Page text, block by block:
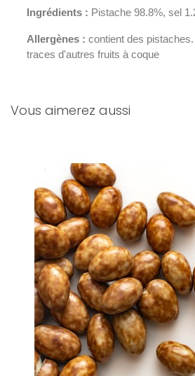
Ingrédients : Pistache 98.8%, sel
Allergènes : contient des
traces d'autres fruits à coque
Vous aimerez aussi